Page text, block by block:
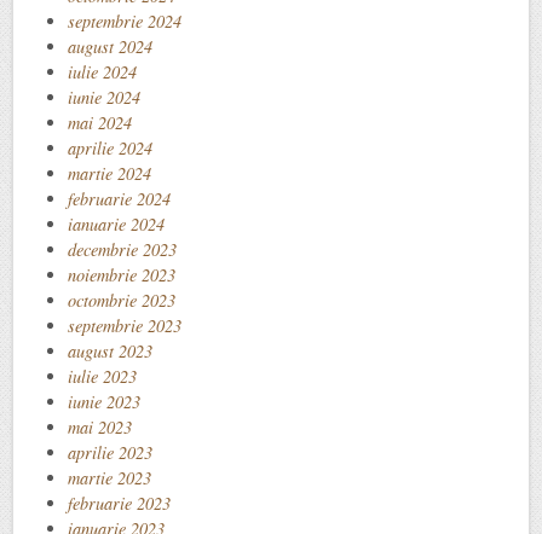
septembrie 2024
august 2024
iulie 2024
iunie 2024
mai 2024
aprilie 2024
martie 2024
februarie 2024
ianuarie 2024
decembrie 2023
noiembrie 2023
octombrie 2023
septembrie 2023
august 2023
iulie 2023
iunie 2023
mai 2023
aprilie 2023
martie 2023
februarie 2023
ianuarie 2023